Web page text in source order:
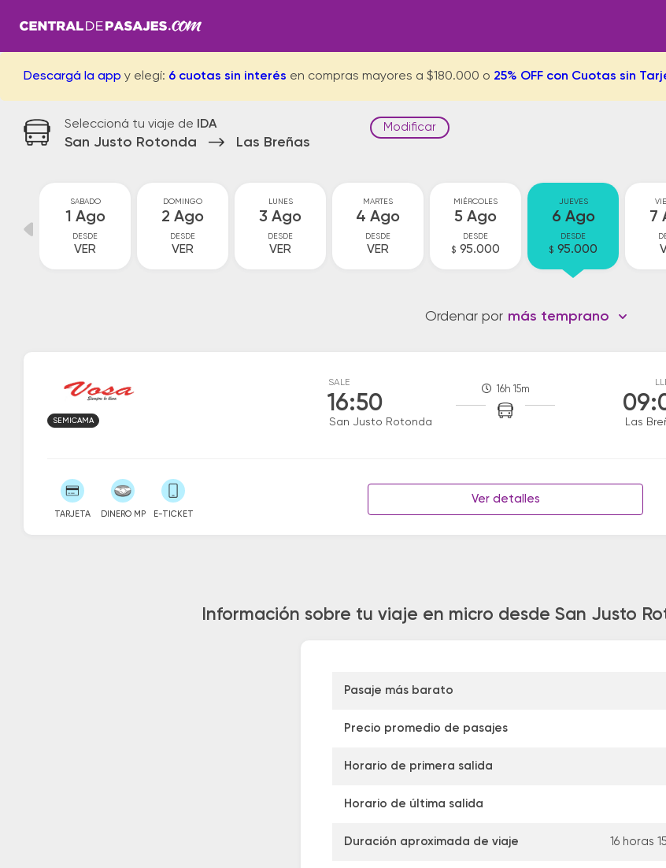
Descargá la app y elegí: 6 cuotas sin interés en compras mayores a $180.000 o 25% OFF con Cuotas sin
Seleccioná tu viaje de IDA
San Justo Rotonda Las Breñas
Modificar
SABADO
1 Ago
DESDE
VER
DOMINGO
2 Ago
DESDE
VER
LUNES
3 Ago
DESDE
VER
MARTES
4 Ago
DESDE
VER
MIÉRCOLES
5 Ago
DESDE
$ 95.000
JUEVES
6 Ago
DESDE
$ 95.000
7
Ordenar por más temprano
SALE
16:50
San Justo Rotonda
16h 15m
Las
SEMICAMA
TARJETA DINERO MP E-TICKET
Ver detalles
Información sobre tu viaje en micro desde San Justo
Pasaje más barato
Precio promedio de pasajes
Horario de primera salida
Horario de última salida
Duración aproximada de viaje 16 horas